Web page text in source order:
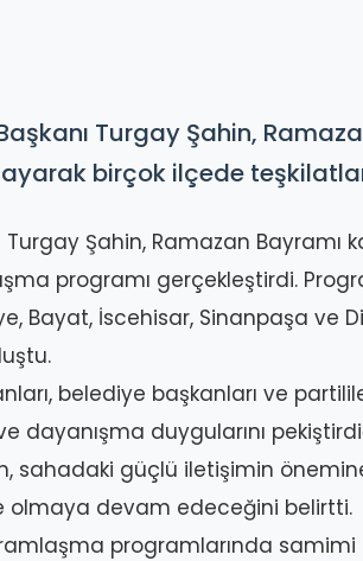
Turgay Şahin,
birçok ilçede
Şahin, Ramazan Bayramı
programı gerçekleştirdi.
Bayat, İscehisar, Sinanpaşa ve
belediye başkanları ve
dayanışma duygularını
sahadaki güçlü iletişimin
olmaya devam edeceğini belirtti.
programlarında